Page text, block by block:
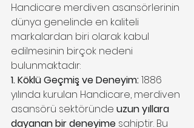
Handicare merdiven asansörlerinin
dünya genelinde en kaliteli
markalardan biri olarak kabul
edilmesinin birçok nedeni
bulunmaktadır:
1. Köklü Geçmiş ve Deneyim: 1886
yılında kurulan Handicare, merdiven
asansörü sektöründe uzun yıllara
dayanan bir deneyime sahiptir. Bu